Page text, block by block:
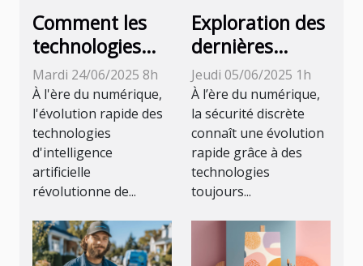
Comment les
technologies
d'intelligence
artificielle
peuvent
transformer le
service client
Mardi 24/06/2025 8h
À l'ère du numérique,
l'évolution rapide des
technologies
d'intelligence
artificielle
révolutionne de...
Exploration des
dernières
technologies en
matière de
sécurité
discrète
Jeudi 05/06/2025 1h
À l’ère du numérique,
la sécurité discrète
connaît une évolution
rapide grâce à des
technologies
toujours...